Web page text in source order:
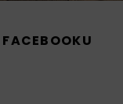
FACEBOOKU